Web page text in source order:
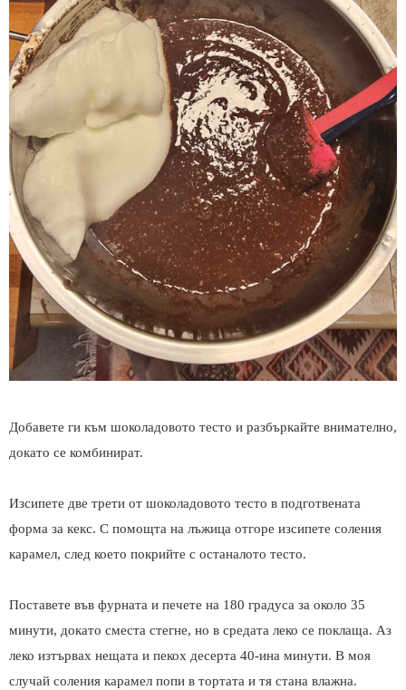
Добавете ги към шоколадовото тесто и разбъркайте внимателно,
докато се комбинират.
Изсипете две трети от шоколадовото тесто в подготвената
форма за кекс. С помощта на лъжица отгоре изсипете соления
карамел, след което покрийте с останалото тесто.
Поставете във фурната и печете на 180 градуса за около 35
минути, докато сместа стегне, но в средата леко се поклаща. Аз
леко изтървах нещата и пекох десерта 40-ина минути. В моя
случай соления карамел попи в тортата и тя стана влажна.